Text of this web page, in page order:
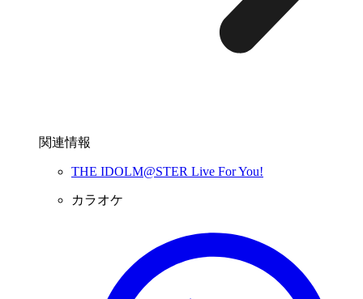
関連情報
THE IDOLM@STER Live For You!
カラオケ